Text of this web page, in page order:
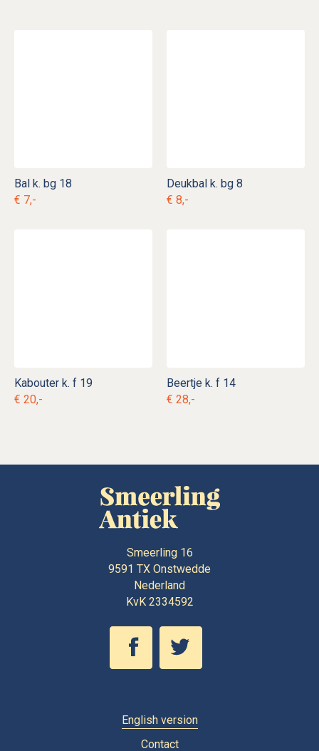
Bal k. bg 18
€ 7,-
Deukbal k. bg 8
€ 8,-
Kabouter k. f 19
€ 20,-
Beertje k. f 14
€ 28,-
Smeerling 16
9591 TX Onstwedde
Nederland
KvK 2334592
English version
Contact